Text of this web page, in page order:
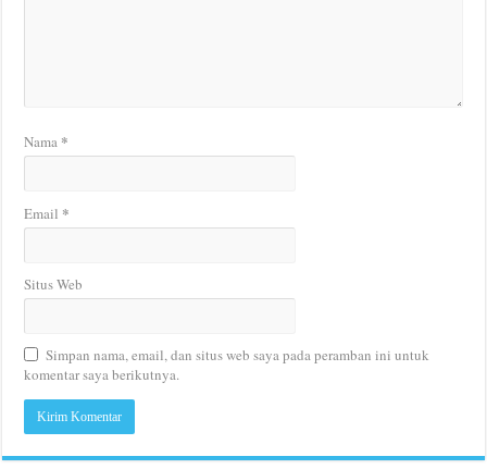
Nama *
Email *
Situs Web
Simpan nama, email, dan situs web saya pada peramban ini untuk
komentar saya berikutnya.